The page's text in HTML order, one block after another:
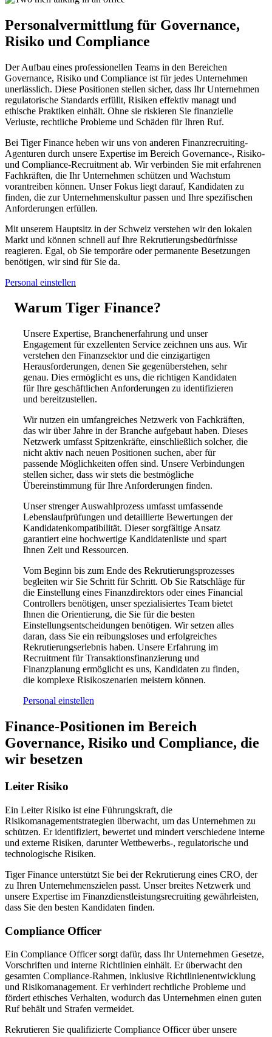
Personalvermittlung für Governance,
Risiko und Compliance
Der Aufbau eines professionellen Teams in den Bereichen
Governance, Risiko und Compliance ist für jedes Unternehmen
unerlässlich. Diese Positionen stellen sicher, dass Ihr Unternehmen
regulatorische Standards erfüllt, Risiken effektiv managt und
ethische Praktiken einhält. Ohne sie riskieren Sie finanzielle
Verluste, rechtliche Probleme und Schäden für Ihren Ruf.
Bei Tiger Finance heben wir uns von anderen Finanzrecruiting-
Agenturen durch unsere Expertise im Bereich Governance-, Risiko-
und Compliance-Recruitment ab. Wir verbinden Sie mit erfahrenen
Fachkräften, die Ihr Unternehmen schützen und Wachstum
vorantreiben können. Unser Fokus liegt darauf, Kandidaten zu
finden, die zur Unternehmenskultur passen und Ihre spezifischen
Anforderungen erfüllen.
Mit unserem Hauptsitz in der Schweiz verstehen wir den lokalen
Markt und können schnell auf Ihre Rekrutierungsbedürfnisse
reagieren. Egal, ob Sie temporäre oder permanente Besetzungen
benötigen, wir sind für Sie da.
Personal einstellen
Warum Tiger Finance?
Unsere Expertise, Branchenerfahrung und unser
Engagement für exzellenten Service zeichnen uns aus. Wir
verstehen den Finanzsektor und die einzigartigen
Herausforderungen, denen Sie gegenüberstehen, sehr
genau. Dies ermöglicht es uns, die richtigen Kandidaten
für Ihre geschäftlichen Anforderungen zu identifizieren
und bereitzustellen.
Wir nutzen ein umfangreiches Netzwerk von Fachkräften,
das wir über Jahre in der Branche aufgebaut haben. Dieses
Netzwerk umfasst Spitzenkräfte, einschließlich solcher, die
nicht aktiv nach neuen Positionen suchen, aber für
passende Möglichkeiten offen sind. Unsere Verbindungen
stellen sicher, dass wir stets die bestmögliche
Übereinstimmung für Ihre Anforderungen finden.
Unser strenger Auswahlprozess umfasst umfassende
Lebenslaufprüfungen und detaillierte Bewertungen der
Kandidatenkompatibilität. Dieser sorgfältige Ansatz
garantiert eine hochwertige Kandidatenliste und spart
Ihnen Zeit und Ressourcen.
Vom Beginn bis zum Ende des Rekrutierungsprozesses
begleiten wir Sie Schritt für Schritt. Ob Sie Ratschläge für
die Einstellung eines Finanzdirektors oder eines Financial
Controllers benötigen, unser spezialisiertes Team bietet
Ihnen die Orientierung, die Sie für die besten
Einstellungsentscheidungen benötigen. Wir setzen alles
daran, dass Sie ein reibungsloses und erfolgreiches
Rekrutierungserlebnis haben. Unsere Erfahrung im
Recruitment für Transaktionsfinanzierung und
Finanzplanung ermöglicht es uns, Kandidaten zu finden,
die komplexe Risikoszenarien meistern können.
Personal einstellen
Finance-Positionen im Bereich
Governance, Risiko und Compliance, die
wir besetzen
Leiter Risiko
Ein Leiter Risiko ist eine Führungskraft, die
Risikomanagementstrategien überwacht, um das Unternehmen zu
schützen. Er identifiziert, bewertet und mindert verschiedene interne
und externe Risiken, darunter Wettbewerbs-, regulatorische und
technologische Risiken.
Tiger Finance unterstützt Sie bei der Rekrutierung eines CRO, der
zu Ihren Unternehmenszielen passt. Unser breites Netzwerk und
unsere Expertise im Finanzdienstleistungsrecruiting gewährleisten,
dass Sie den besten Kandidaten finden.
Compliance Officer
Ein Compliance Officer sorgt dafür, dass Ihr Unternehmen Gesetze,
Vorschriften und interne Richtlinien einhält. Er überwacht den
gesamten Compliance-Rahmen, inklusive Richtlinienentwicklung
und Risikomanagement. Er verhindert rechtliche Probleme und
fördert ethisches Verhalten, wodurch das Unternehmen einen guten
Ruf behält und Strafen vermeidet.
Rekrutieren Sie qualifizierte Compliance Officer über unsere